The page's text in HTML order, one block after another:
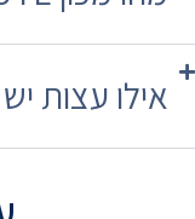
אילו עצות